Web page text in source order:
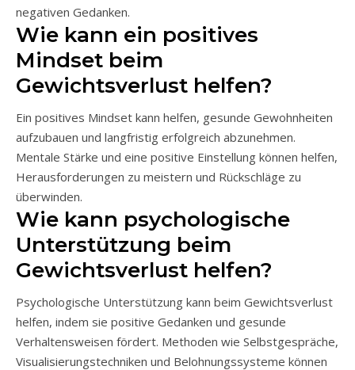
negativen Gedanken.
Wie kann ein positives
Mindset beim
Gewichtsverlust helfen?
Ein positives Mindset kann helfen, gesunde Gewohnheiten
aufzubauen und langfristig erfolgreich abzunehmen.
Mentale Stärke und eine positive Einstellung können helfen,
Herausforderungen zu meistern und Rückschläge zu
überwinden.
Wie kann psychologische
Unterstützung beim
Gewichtsverlust helfen?
Psychologische Unterstützung kann beim Gewichtsverlust
helfen, indem sie positive Gedanken und gesunde
Verhaltensweisen fördert. Methoden wie Selbstgespräche,
Visualisierungstechniken und Belohnungssysteme können